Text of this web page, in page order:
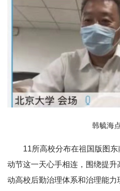
韩毓海
11所高校分布在祖国版图
动节这一天心手相连，围绕提
动高校后勤治理体系和治理能力